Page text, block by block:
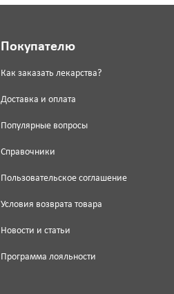
Покупателю
Как заказать лекарства?
Доставка и оплата
Популярные вопросы
Справочники
Пользовательское соглашение
Условия возврата товара
Новости и статьи
Программа лояльности